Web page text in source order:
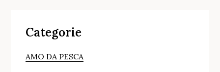
Categorie
AMO DA PESCA